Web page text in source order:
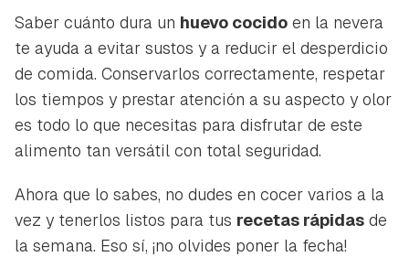
Saber cuánto dura un huevo cocido en la nevera
te ayuda a evitar sustos y a reducir el desperdicio
de comida. Conservarlos correctamente, respetar
los tiempos y prestar atención a su aspecto y olor
es todo lo que necesitas para disfrutar de este
alimento tan versátil con total seguridad.
Ahora que lo sabes, no dudes en cocer varios a la
vez y tenerlos listos para tus recetas rápidas de
la semana. Eso sí, ¡no olvides poner la fecha!